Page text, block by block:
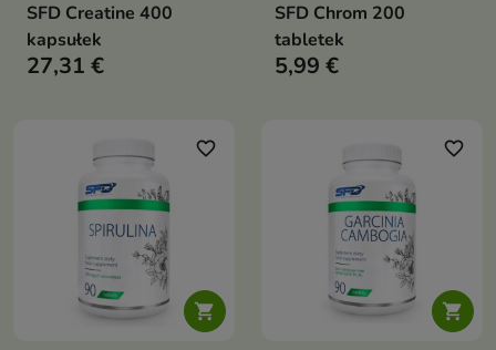
SFD Creatine 400
kapsułek
27,31 €
SFD Chrom 200
tabletek
5,99 €

favorite_border

favorite_border